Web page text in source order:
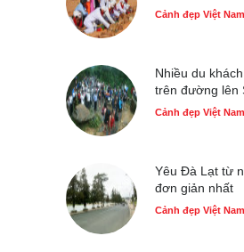
Cảnh đẹp Việt Nam
Nhiều du
trên đường lên
Cảnh đẹp Việt Nam
Yêu Đà Lạt từ
đơn giản nhất
Cảnh đẹp Việt Nam